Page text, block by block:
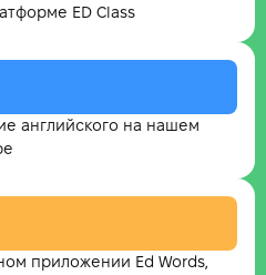
ED Class
английского на нашем
приложении Ed Words,